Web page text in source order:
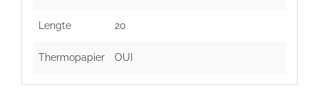
Lengte 20
Thermopapier OUI